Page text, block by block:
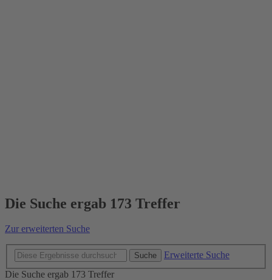
Die Suche ergab 173 Treffer
Zur erweiterten Suche
Suche
Erweiterte Suche
Die Suche ergab 173 Treffer